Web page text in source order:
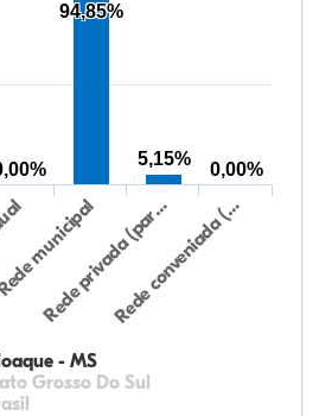
- MS
Grosso Do Sul
municipal
Rede privada (par…Rede conveniada (…
94,85%
5,15%
0,00%